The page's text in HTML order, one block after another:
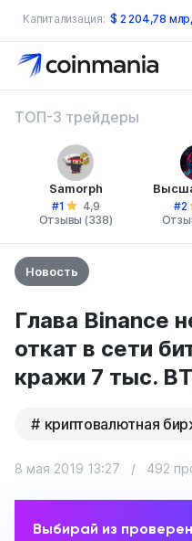
Капитализация: $ 2 204,78
ТОП-3 трейдеры
Samorph
#1
4,9
Отзывы (338)
#2
Новость
Глава Binance
откат в сети
кражи 7 тыс.
криптовалютная
8 мая 2019 13:27 / 492
Выбирай из